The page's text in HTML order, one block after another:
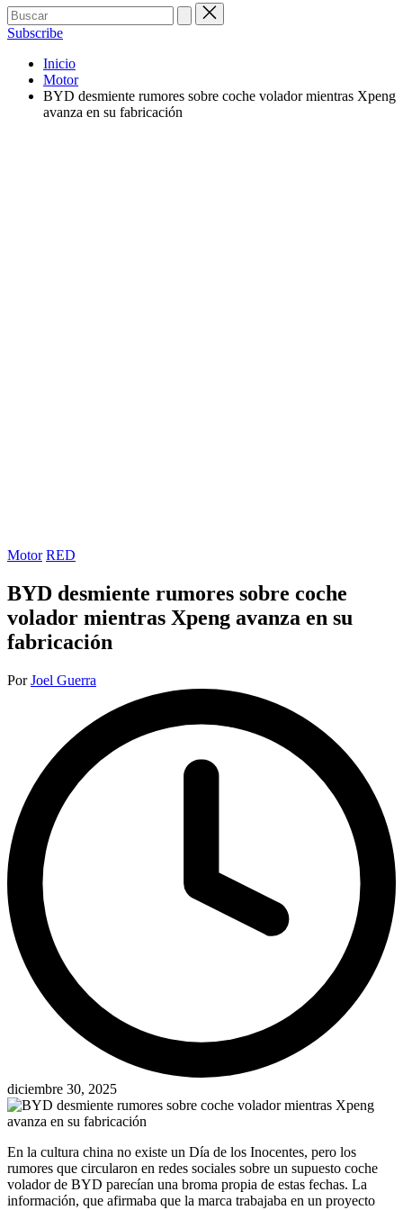
Buscar:
Subscribe
Inicio
Motor
BYD desmiente rumores sobre coche volador mientras Xpeng
avanza en su fabricación
Publicada
Motor RED
BYD desmiente rumores sobre coche
volador mientras Xpeng avanza en su
fabricación
Publicado
PorJoel Guerra
diciembre 30, 2025
En la cultura china no existe un Día de los Inocentes, pero los
rumores que circularon en redes sociales sobre un supuesto coche
volador de BYD parecían una broma propia de estas fechas. La
información, que afirmaba que la marca trabajaba en un proyecto